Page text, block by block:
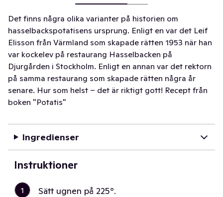
Det finns några olika varianter på historien om
hasselbackspotatisens ursprung. Enligt en var det Leif
Elisson från Värmland som skapade rätten 1953 när han
var kockelev på restaurang Hasselbacken på
Djurgården i Stockholm. Enligt en annan var det rektorn
på samma restaurang som skapade rätten några år
senare. Hur som helst – det är riktigt gott! Recept från
boken "Potatis"
Ingredienser
Instruktioner
1 Sätt ugnen på 225°.